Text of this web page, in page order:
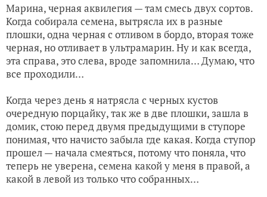
Марина, черная аквилегия — там смесь двух сортов.
Когда собирала семена, вытрясла их в разные
плошки, одна черная с отливом в бордо, вторая тоже
черная, но отливает в ультрамарин. Ну и как всегда,
эта справа, это слева, вроде запомнила… Думаю, что
все проходили…
Когда через день я натрясла с черных кустов
очередную порцайку, так же в две плошки, зашла в
домик, стою перед двумя предыдущими в ступоре
понимая, что начисто забыла где какая. Когда ступор
прошел — начала смеяться, потому что поняла, что
теперь не уверена, семена какой у меня в правой, а
какой в левой из только что собранных…